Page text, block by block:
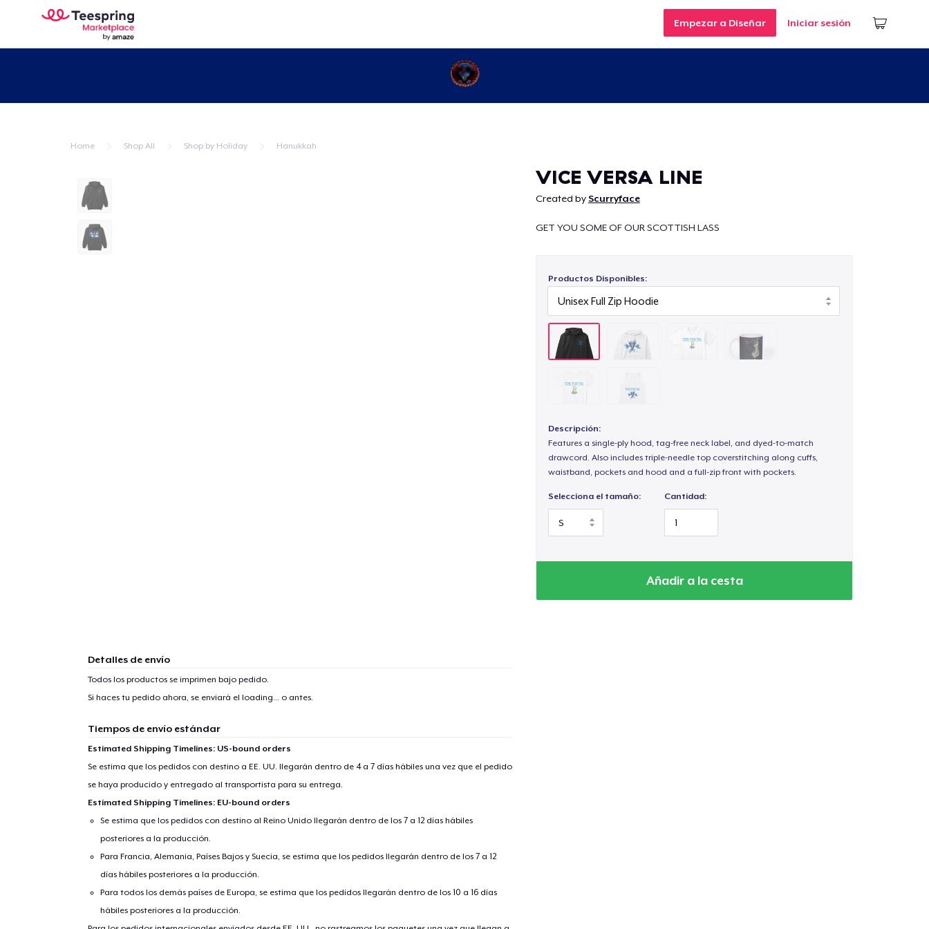
Empezar a Diseñar Iniciar sesión
Home Shop All Shop by Holiday Hanukkah
VICE VERSA LINE
Created byScurryface
GET YOU SOME OF OUR SCOTTISH LASS
Productos Disponibles:
Descripción:
Features a single-ply hood, tag-free neck label, and dyed-to-match
drawcord. Also includes triple-needle top coverstitching along cuffs,
waistband, pockets and hood and a full-zip front with pockets.
Selecciona el tamaño: Cantidad:
Añadir a la cesta
Detalles de envío
Todos los productos se imprimen bajo pedido.
Si haces tu pedido ahora, se enviará el loading... o antes.
Tiempos de envío estándar
Estimated Shipping Timelines: US-bound orders
Se estima que los pedidos con destino a EE. UU. llegarán dentro de 4 a 7 días hábiles una vez que el pedido
se haya producido y entregado al transportista para su entrega.
Estimated Shipping Timelines: EU-bound orders
Se estima que los pedidos con destino al Reino Unido llegarán dentro de los 7 a 12 días hábiles
posteriores a la producción.
Para Francia, Alemania, Países Bajos y Suecia, se estima que los pedidos llegarán dentro de los 7 a 12
días hábiles posteriores a la producción.
Para todos los demás países de Europa, se estima que los pedidos llegarán dentro de los 10 a 16 días
hábiles posteriores a la producción.
Unisex Full Zip Hoodie
Triblend Tee